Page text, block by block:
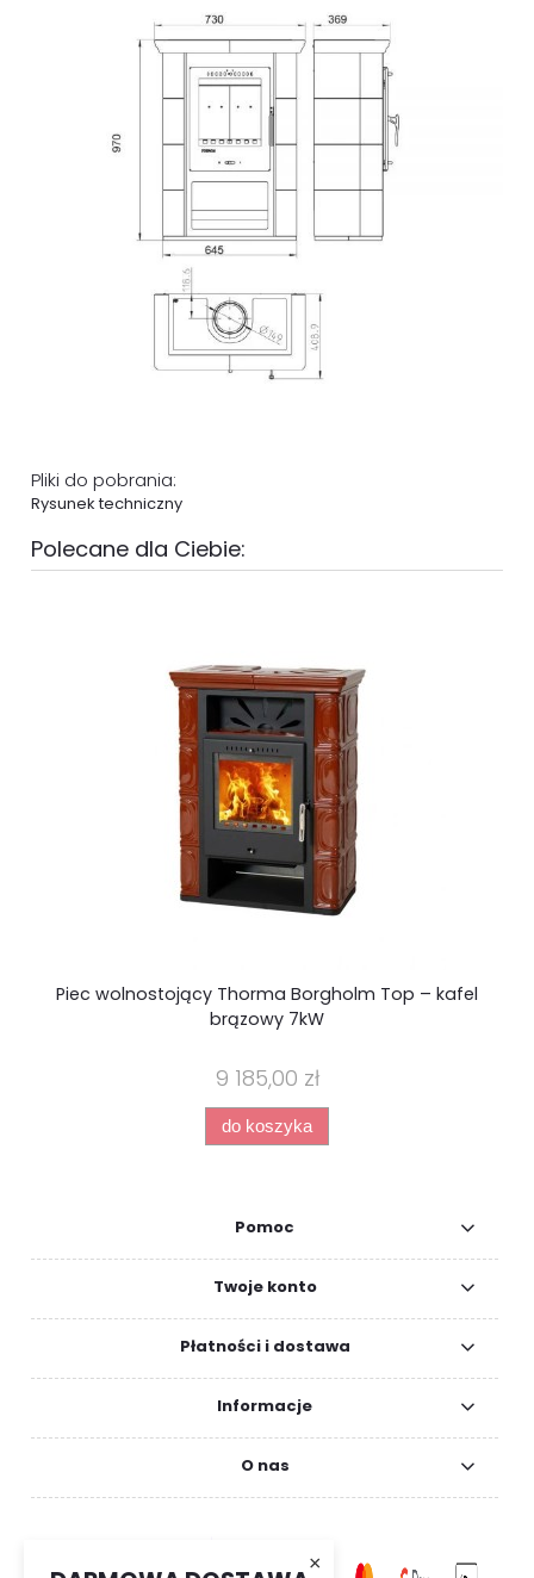
Pliki do pobrania:
Rysunek techniczny
Polecane dla Ciebie:
Piec wolnostojący Thorma Borgholm Top – kafel
brązowy 7kW
9 185,00 zł
do koszyka
×
Pomoc
Twoje konto
Płatności i dostawa
Informacje
O nas